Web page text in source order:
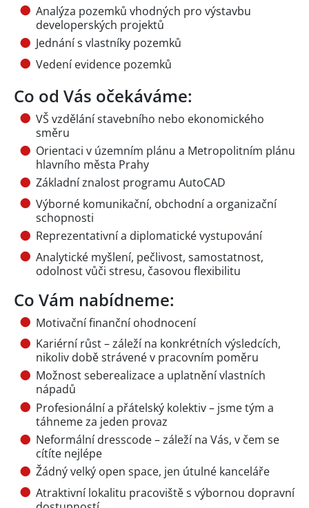
Analýza pozemků vhodných pro výstavbu
developerských projektů
Jednání s vlastníky pozemků
Vedení evidence pozemků
Co od Vás očekáváme:
VŠ vzdělání stavebního nebo ekonomického
směru
Orientaci v územním plánu a Metropolitním plánu
hlavního města Prahy
Základní znalost programu AutoCAD
Výborné komunikační, obchodní a organizační
schopnosti
Reprezentativní a diplomatické vystupování
Analytické myšlení, pečlivost, samostatnost,
odolnost vůči stresu, časovou flexibilitu
Co Vám nabídneme:
Motivační finanční ohodnocení
Kariérní růst – záleží na konkrétních výsledcích,
nikoliv době strávené v pracovním poměru
Možnost seberealizace a uplatnění vlastních
nápadů
Profesionální a přátelský kolektiv – jsme tým a
táhneme za jeden provaz
Neformální dresscode – záleží na Vás, v čem se
cítíte nejlépe
Žádný velký open space, jen útulné kanceláře
Atraktivní lokalitu pracoviště s výbornou dopravní